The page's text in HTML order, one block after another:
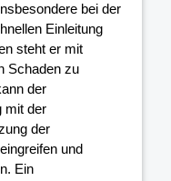
bei der
Einleitung
steht er mit
Schaden zu
der
mit der
der
und
Ein